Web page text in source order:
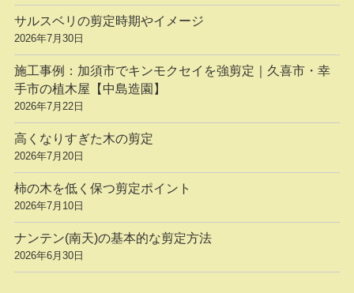
サルスベリの剪定時期やイメージ
2026年7月30日
施工事例：加須市でキンモクセイを強剪定｜久喜市・幸
手市の植木屋【中島造園】
2026年7月22日
高くなりすぎた木の剪定
2026年7月20日
柿の木を低く保つ剪定ポイント
2026年7月10日
ナンテン(南天)の基本的な剪定方法
2026年6月30日